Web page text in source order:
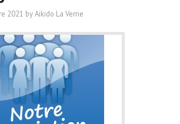
2021 byAikido La Verrie